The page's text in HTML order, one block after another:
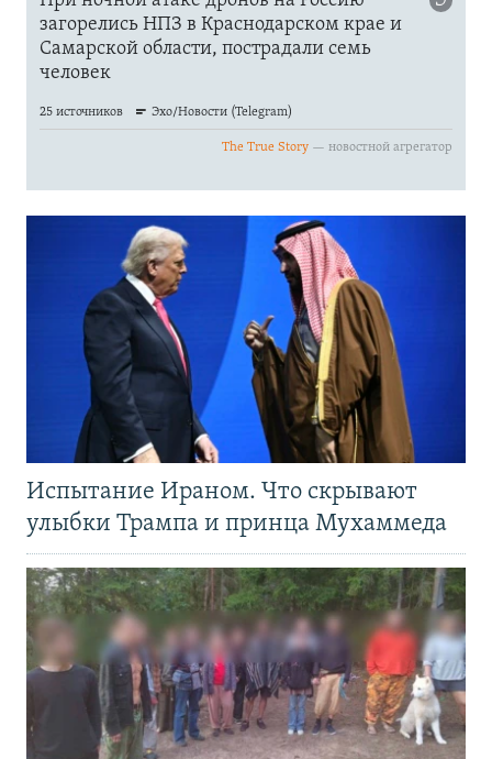
Испытание Ираном. Что скрывают
улыбки Трампа и принца Мухаммеда